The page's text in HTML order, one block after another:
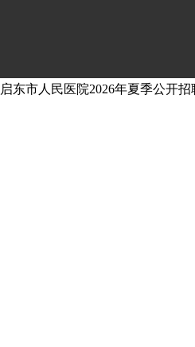
启东市人民医院2026年夏季公开